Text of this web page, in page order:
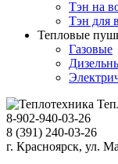
Тэн на
Тэн для
Тепловые
Газовые
8-902-940-03-26
8 (391) 240-03-26
г. Красноярск, ул.